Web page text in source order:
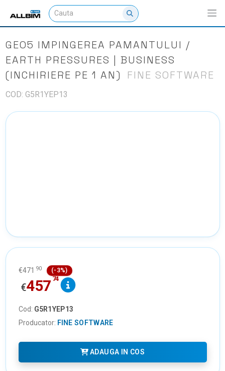
GEO5 IMPINGEREA PAMANTULUI /
EARTH PRESSURES | BUSINESS
(INCHIRIERE PE 1 AN)
FINE SOFTWARE
COD: G5R1YEP13
€471 90 (-3%)
€45774
Cod: G5R1YEP13
Producator: FINE SOFTWARE
ADAUGA IN COS